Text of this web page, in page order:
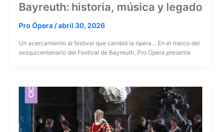
Bayreuth: historia, música y legado
Pro Ópera /abril 30, 2026
Un acercamiento al festival que cambió la ópera… En el marco del
sesquicentenario del Festival de Bayreuth, Pro Ópera presenta